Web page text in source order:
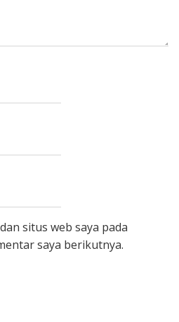
situs web saya pada
saya berikutnya.